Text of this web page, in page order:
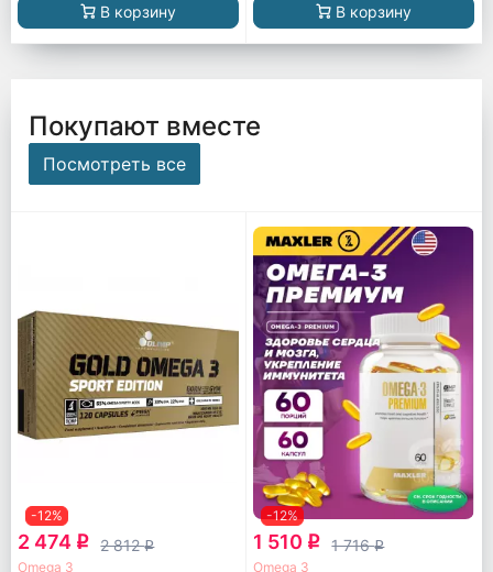
В корзину В корзину
Покупают вместе
Посмотреть все
-12%
2 474 q 2 812q
Omega 3
-12%
1 510 q 1 716q
Omega 3